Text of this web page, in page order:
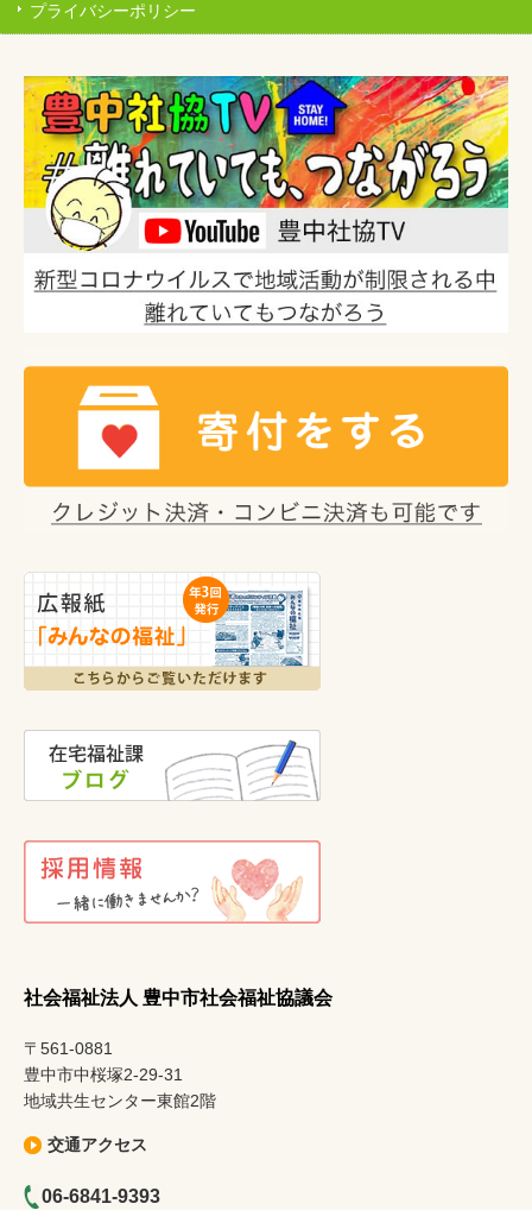
プライバシーポリシー
社会福祉法人 豊中市社会福祉協議会
〒561-0881
豊中市中桜塚2-29-31
地域共生センター東館2階
交通アクセス
06-6841-9393